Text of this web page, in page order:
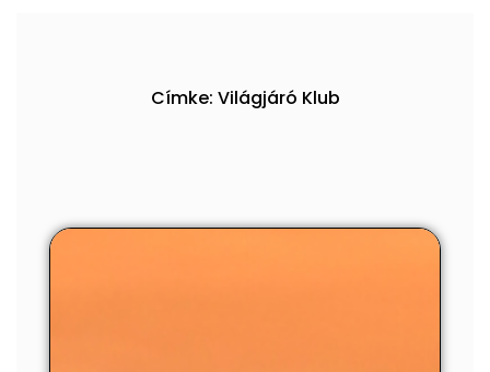
Címke: Világjáró Klub